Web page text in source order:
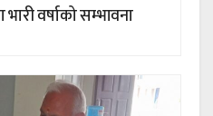
वर्षाको सम्भावना